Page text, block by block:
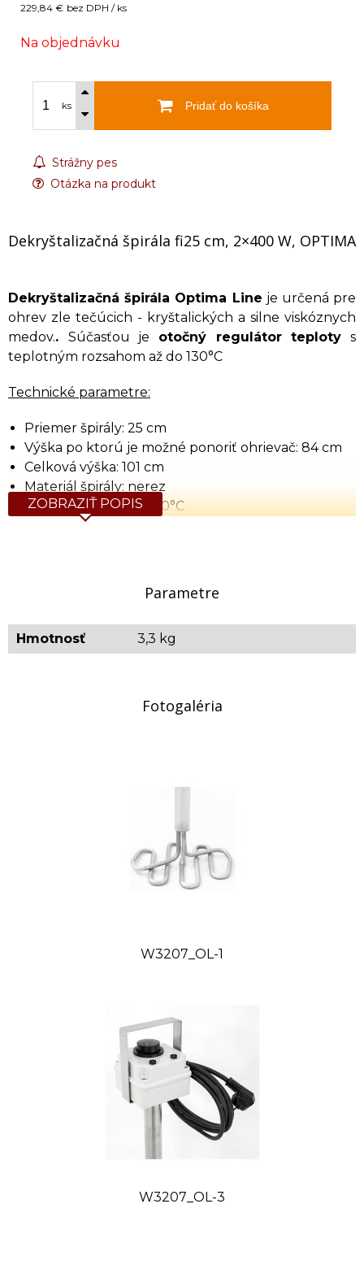
229,84 € bez DPH / ks
Na objednávku
ks Pridať do košíka
Strážny pes
Otázka na produkt
Dekryštalizačná špirála fi25 cm, 2×400 W, OPTIMA
Dekryštalizačná špirála Optima Line je určená pre
ohrev zle tečúcich - kryštalických a silne viskóznych
medov.. Súčasťou je otočný regulátor teploty s
teplotným rozsahom až do 130°C
Technické parametre:
Priemer špirály: 25 cm
Výška po ktorú je možné ponoriť ohrievač: 84 cm
Celková výška: 101 cm
Materiál špirály: nerez
Rozsah teploty: do 130°C
Výkon: 2×400 W
ZOBRAZIŤ POPIS
Parametre
Hmotnosť 3,3 kg
Fotogaléria
W3207_OL-1
W3207_OL-3